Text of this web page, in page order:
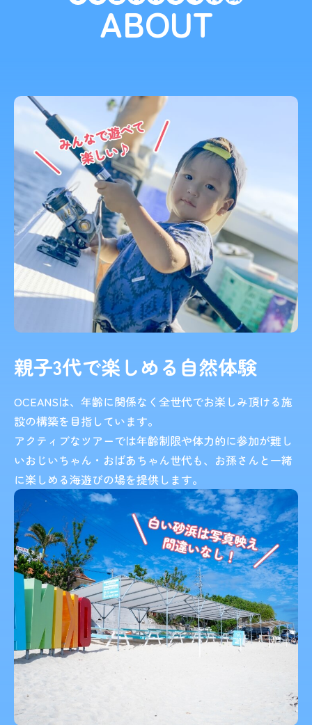
ABOUT
親子3代で楽しめる 自然体験
OCEANSは、年齢に関係なく全世代でお楽しみ頂ける施
設の構築を目指しています。
アクティブなツアーでは年齢制限や体力的に参加が難し
いおじいちゃん・おばあちゃん世代も、お孫さんと一緒
に楽しめる海遊びの場を提供します。